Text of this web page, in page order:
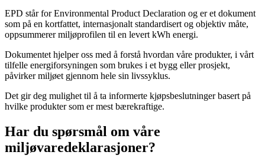
EPD står for Environmental Product Declaration og er et dokument
som på en kortfattet, internasjonalt standardisert og objektiv måte,
oppsummerer miljøprofilen til en levert kWh energi.
Dokumentet hjelper oss med å forstå hvordan våre produkter, i vårt
tilfelle energiforsyningen som brukes i et bygg eller prosjekt,
påvirker miljøet gjennom hele sin livssyklus.
Det gir deg mulighet til å ta informerte kjøpsbeslutninger basert på
hvilke produkter som er mest bærekraftige.
Har du spørsmål om våre
miljøvaredeklarasjoner?